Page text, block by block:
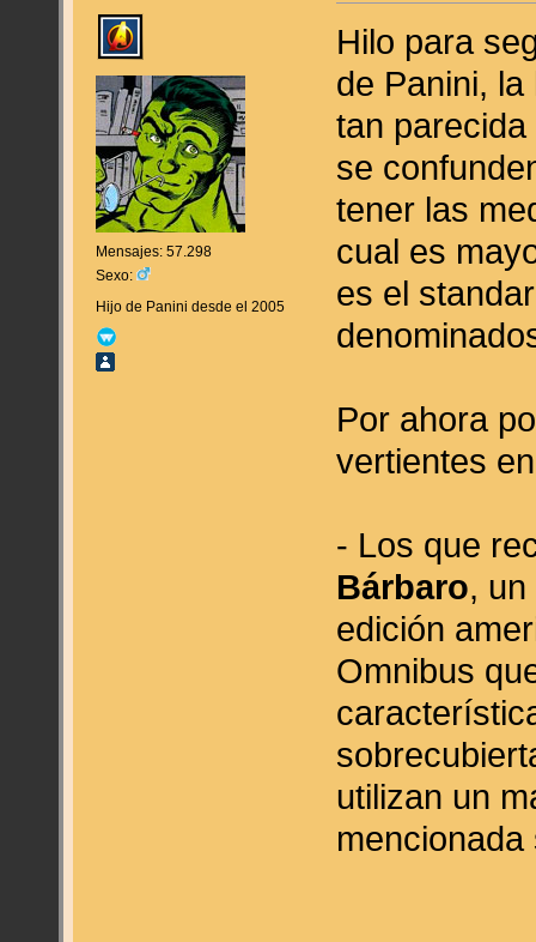
Mensajes: 57.298
Sexo:
Hijo de Panini desde el 2005
Hilo para
de Panini,
tan
se
tener las
cual es
es el
Por ahora
vertientes
- Los que
Bárbaro,
edición
Omnibus
utilizan un